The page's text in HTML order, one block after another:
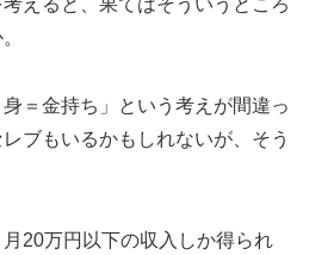
えると、果てはそういうところ
＝金持ち」という考えが間違っ
ブもいるかもしれないが、そう
20万円以下の収入しか得られ